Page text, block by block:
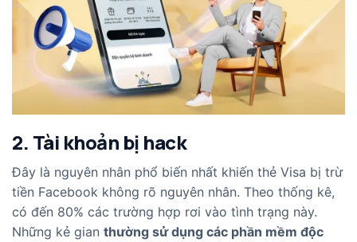
2. Tài khoản bị hack
Đây là nguyên nhân phổ biến nhất khiến thẻ Visa bị trừ
tiền Facebook không rõ nguyên nhân. Theo thống kê,
có đến 80% các trường hợp rơi vào tình trạng này.
Những kẻ gian thường sử dụng các phần mềm độc